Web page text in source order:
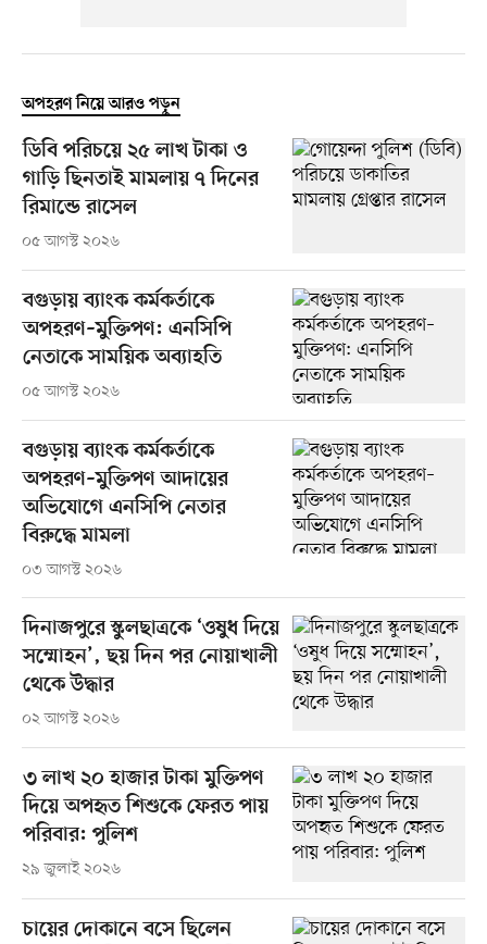
অপহরণ নিয়ে আরও পড়ুন
ডিবি পরিচয়ে ২৫ লাখ টাকা ও
গাড়ি ছিনতাই মামলায় ৭ দিনের
রিমান্ডে রাসেল
০৫ আগস্ট ২০২৬
বগুড়ায় ব্যাংক কর্মকর্তাকে
অপহরণ–মুক্তিপণ: এনসিপি
নেতাকে সাময়িক অব্যাহতি
০৫ আগস্ট ২০২৬
বগুড়ায় ব্যাংক কর্মকর্তাকে
অপহরণ–মুক্তিপণ আদায়ের
অভিযোগে এনসিপি নেতার
বিরুদ্ধে মামলা
০৩ আগস্ট ২০২৬
দিনাজপুরে স্কুলছাত্রকে ‘ওষুধ দিয়ে
সম্মোহন’, ছয় দিন পর নোয়াখালী
থেকে উদ্ধার
০২ আগস্ট ২০২৬
৩ লাখ ২০ হাজার টাকা মুক্তিপণ
দিয়ে অপহৃত শিশুকে ফেরত পায়
পরিবার: পুলিশ
২৯ জুলাই ২০২৬
চায়ের দোকানে বসে ছিলেন